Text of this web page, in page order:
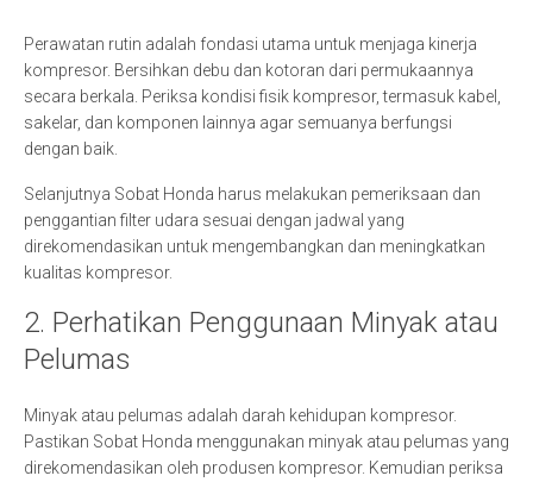
Perawatan rutin adalah fondasi utama untuk menjaga kinerja
kompresor. Bersihkan debu dan kotoran dari permukaannya
secara berkala. Periksa kondisi fisik kompresor, termasuk kabel,
sakelar, dan komponen lainnya agar semuanya berfungsi
dengan baik.
Selanjutnya Sobat Honda harus melakukan pemeriksaan dan
penggantian filter udara sesuai dengan jadwal yang
direkomendasikan untuk mengembangkan dan meningkatkan
kualitas kompresor.
2. Perhatikan Penggunaan Minyak atau
Pelumas
Minyak atau pelumas adalah darah kehidupan kompresor.
Pastikan Sobat Honda menggunakan minyak atau pelumas yang
direkomendasikan oleh produsen kompresor. Kemudian periksa